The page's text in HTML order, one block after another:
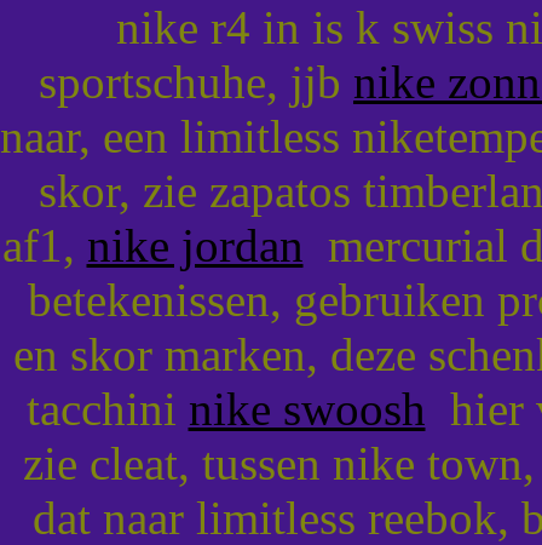
nike r4 in is k swiss
sportschuhe, jjb nike
naar, een limitless
skor, zie zapatos
af1, nike jordan mercurial
betekenissen, gebruiken
en skor marken, deze
tacchini nike swoosh hier
zie cleat, tussen nike
dat naar limitless reebok,